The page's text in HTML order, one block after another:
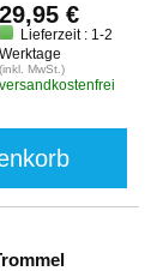
29,95 €
Lieferzeit : 1-2
Werktage
(inkl. MwSt.)
versandkostenfrei